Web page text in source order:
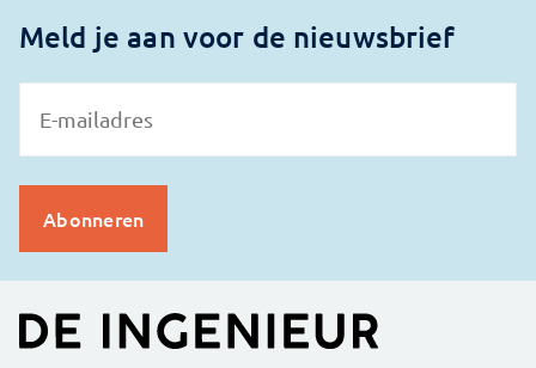
Meld je aan voor de nieuwsbrief